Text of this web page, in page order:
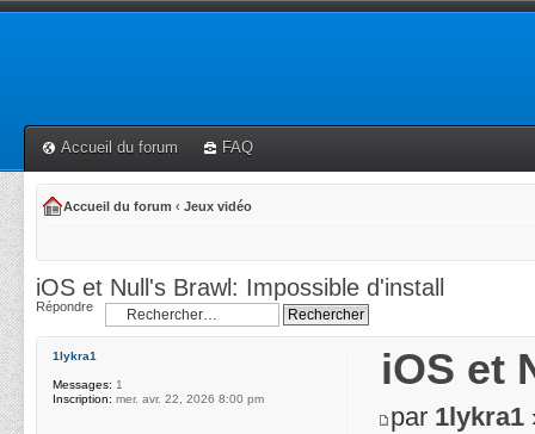
Accueil du forum FAQ
Accueil du forum ‹ Jeux vidéo
iOS et Null's Brawl: Impossible d'install
Répondre
iOS et
par 1lykra1
1lykra1
Messages: 1
Inscription: mer. avr. 22, 2026 8:00 pm